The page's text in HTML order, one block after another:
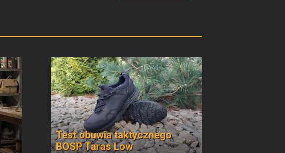
Test obuwia taktycznego
BOSP Taras Low